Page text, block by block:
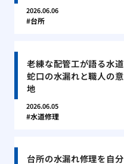
2026.06.06
台所
老練な配管工が語る水道
蛇口の水漏れと職人の意
地
2026.06.05
水道修理
台所の水漏れ修理を自分